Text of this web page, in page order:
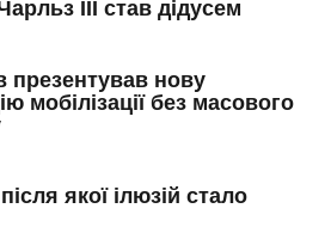
III став дідусем
презентував нову
мобілізації без масового
якої ілюзій стало